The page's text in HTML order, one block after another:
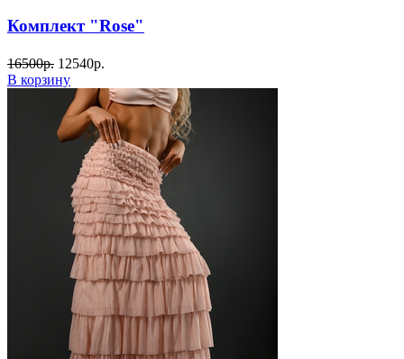
Комплект "Rose"
16500р. 12540р.
В корзину